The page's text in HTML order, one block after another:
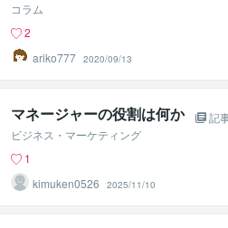
コラム
2
ariko777 2020/09/13
マネージャーの役割は何か
記
ビジネス・マーケティング
1
kimuken0526
2025/11/10